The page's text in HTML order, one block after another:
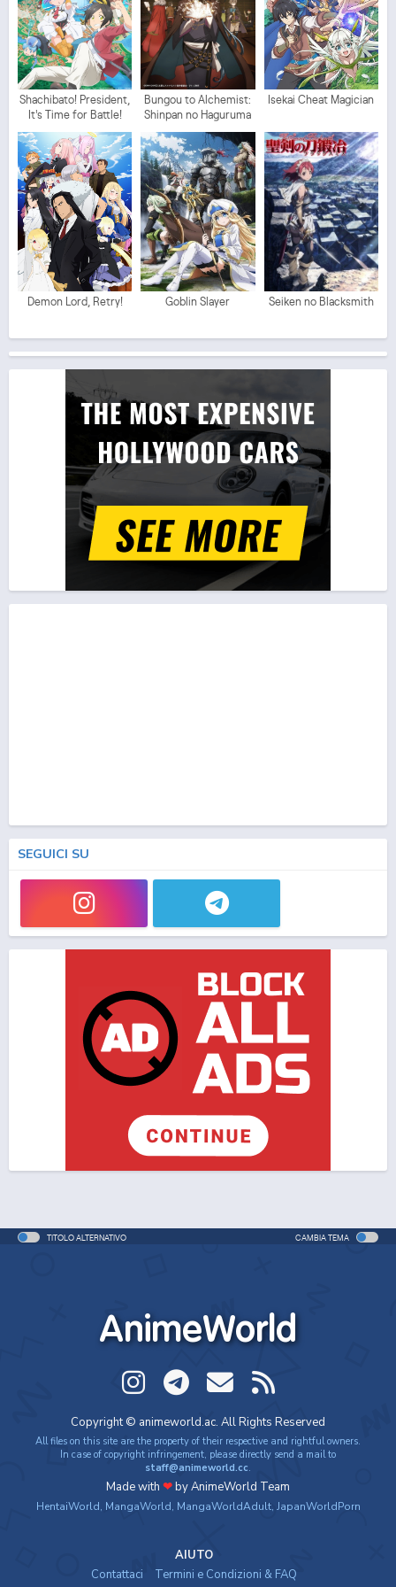
Shachibato! President,
It's Time for Battle!
Bungou to Alchemist:
Shinpan no Haguruma
Isekai Cheat Magician
Demon Lord, Retry! Goblin Slayer Seiken no Blacksmith
SEGUICI SU
TITOLO ALTERNATIVO CAMBIA TEMA
AnimeWorld
Copyright © animeworld.ac. All Rights Reserved
All files on this site are the property of their respective and rightful owners.
In case of copyright infringement, please directly send a mail to
staff@animeworld.cc.
Made with ❤by AnimeWorld Team
HentaiWorld, MangaWorld, MangaWorldAdult, JapanWorldPorn
AIUTO
Contattaci
Termini e Condizioni & FAQ